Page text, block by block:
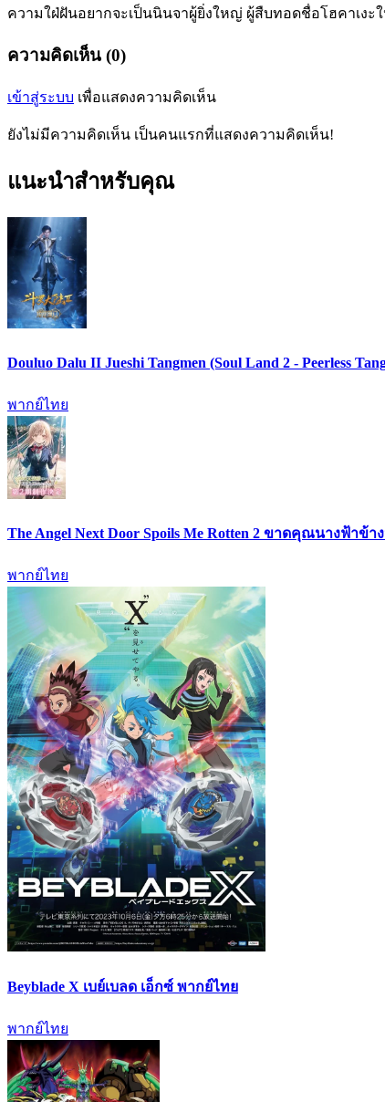
ความใฝ่ฝันอยากจะเป็นนินจาผู้ยิ่งใหญ่ ผู้สืบทอดชื่อโฮคาเงะ
ความคิดเห็น (0)
เข้าสู่ระบบ เพื่อแสดงความคิดเห็น
ยังไม่มีความคิดเห็น เป็นคนแรกที่แสดงความคิดเห็น!
แนะนำสำหรับคุณ
Douluo Dalu II Jueshi Tangmen (Soul Land 2 -
พากย์ไทย
The Angel Next Door Spoils Me Rotten 2 ขาดคุณนางฟ้า
พากย์ไทย
Beyblade X เบย์เบลด เอ็กซ์ พากย์ไทย
พากย์ไทย